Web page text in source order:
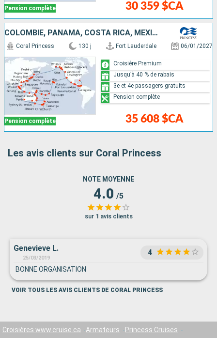
Pension complète 30 359 $CA
COLOMBIE, PANAMA, COSTA RICA, MEXIQUE, ÉTATS-UNIS, FIDJI (ÎLES), VANUATU, PAPOUASIE-NOUVELLE-GUINÉE, NOUVELLE-ZÉLANDE, AUSTRALIE, INDONÉSIE, SINGAPOUR, THAÏLANDE, MALAISIE, VIETNAM, CHINE, TAÏWAN, JAP
Pension complète
Coral Princess 130 j Fort Lauderdale 06/01/2027
35 608 $CA
Croisière Premium
Jusqu’à 40 % de rabais
3e et 4e passagers gratuits
Pension complète
Les avis clients sur Coral Princess
NOTE MOYENNE
4.0 /5
sur 1 avis clients
Genevieve L.
25/03/2019
4
BONNE ORGANISATION
VOIR TOUS LES AVIS CLIENTS DE CORAL PRINCESS
Croisières www.cruise.ca Armateurs
Princess Cruises